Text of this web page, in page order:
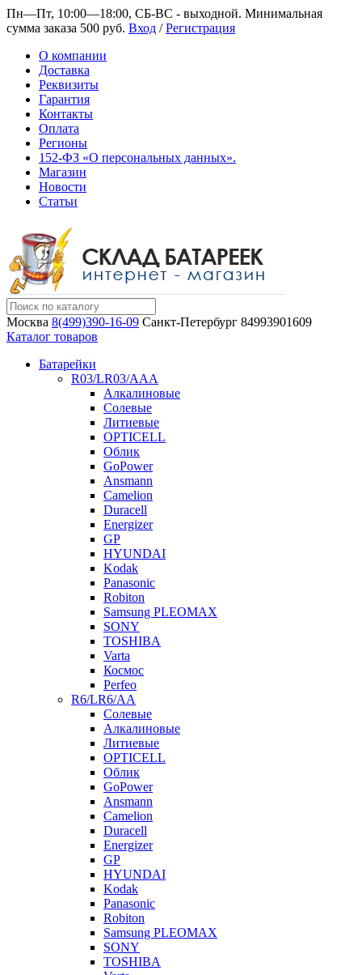
Пн—Пт, 10:00—18:00, СБ-ВС - выходной. Минимальная
сумма заказа 500 руб. Вход /Регистрация
О компании
Доставка
Реквизиты
Гарантия
Контакты
Оплата
Регионы
152-ФЗ «О персональных данных».
Магазин
Новости
Статьи
Москва 8(499)390-16-09 Санкт-Петербург 84993901609
Каталог товаров
Батарейки
R03/LR03/AAA
Алкалиновые
Солевые
Литиевые
OPTICELL
Облик
GoPower
Ansmann
Camelion
Duracell
Energizer
GP
HYUNDAI
Kodak
Panasonic
Robiton
Samsung PLEOMAX
SONY
TOSHIBA
Varta
Космос
Perfeo
R6/LR6/AA
Солевые
Алкалиновые
Литиевые
OPTICELL
Облик
GoPower
Ansmann
Camelion
Duracell
Energizer
GP
HYUNDAI
Kodak
Panasonic
Robiton
Samsung PLEOMAX
SONY
TOSHIBA